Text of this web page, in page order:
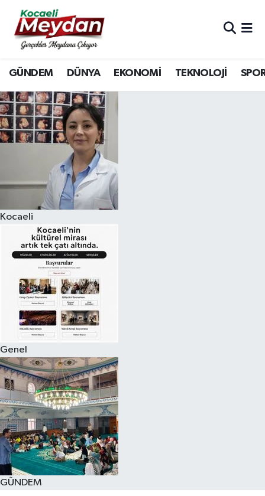
GÜNDEM DÜNYA EKONOMİ TEKNOLOJİ
Kocaeli
Genel
GÜNDEM
Nöbetçi Eczaneler
Hava Durumu
Trafik Durumu
Süper Lig Puan Durumu ve Fikstür
Tüm Manşetler
Son Dakika Haberleri
Haber Arşivi